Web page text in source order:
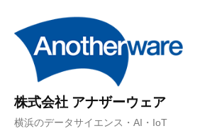
株式会社 アナザーウェア
横浜のデータサイエンス・AI・IoT